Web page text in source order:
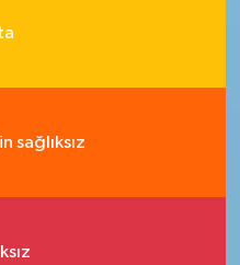
sağlıksız